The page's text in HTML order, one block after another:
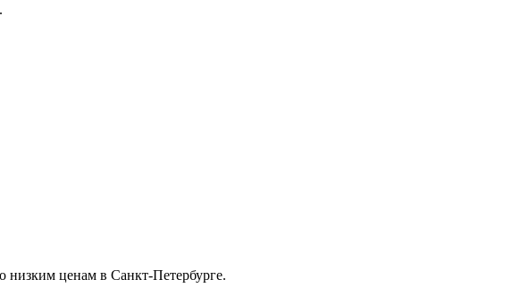
низким ценам в Санкт-Петербурге.